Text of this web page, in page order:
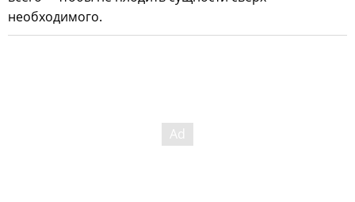
необходимого.